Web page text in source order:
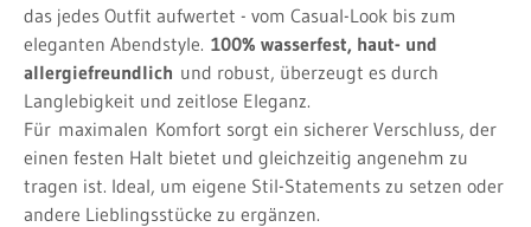
das jedes Outfit aufwertet - vom Casual-Look bis zum
eleganten Abendstyle. 100% wasserfest, haut- und
allergiefreundlich und robust, überzeugt es durch
Langlebigkeit und zeitlose Eleganz.
Für maximalen Komfort sorgt ein sicherer Verschluss, der
einen festen Halt bietet und gleichzeitig angenehm zu
tragen ist. Ideal, um eigene Stil-Statements zu setzen oder
andere Lieblingsstücke zu ergänzen.